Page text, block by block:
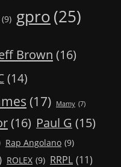
(9) gpro(25)
Brown (16)
(14)
(17) Mamy (7)
(16) Paul G (15)
Rap Angolano (9)
ROLEX (9) RRPL (11)